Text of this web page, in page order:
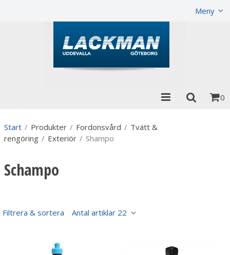
Meny
0
Start / Produkter / Fordonsvård / Tvätt &
rengöring / Exteriör / Shampo
Schampo
Filtrera & sortera Antal artiklar 22